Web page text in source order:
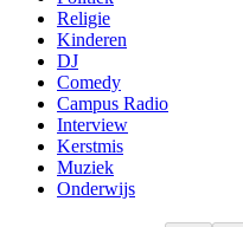
Religie
Kinderen
DJ
Comedy
Campus Radio
Interview
Kerstmis
Muziek
Onderwijs